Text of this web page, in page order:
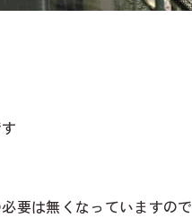
要は無くなっていますので